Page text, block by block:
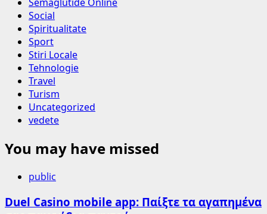
Social
Spiritualitate
Sport
Stiri Locale
Tehnologie
Travel
Turism
Uncategorized
vedete
You may have missed
public
Duel Casino mobile app: Παίξτε τα αγαπημένα